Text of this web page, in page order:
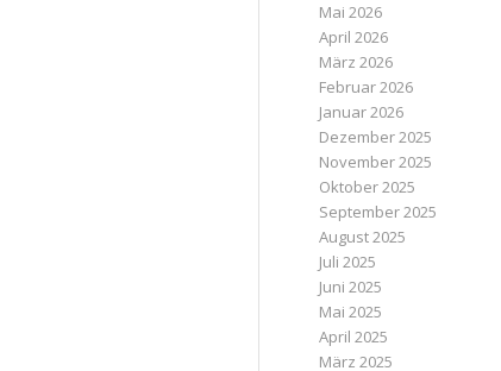
Mai 2026
April 2026
März 2026
Februar 2026
Januar 2026
Dezember 2025
November 2025
Oktober 2025
September 2025
August 2025
Juli 2025
Juni 2025
Mai 2025
April 2025
März 2025